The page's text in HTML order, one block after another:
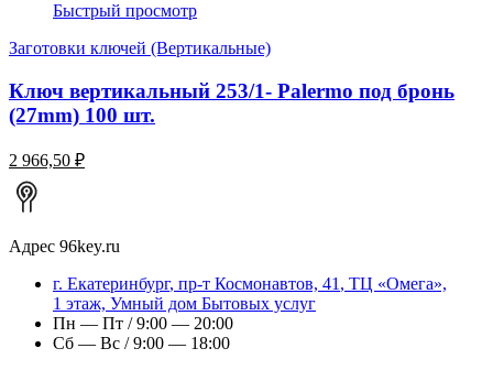
Быстрый просмотр
Заготовки ключей (Вертикальные)
Ключ вертикальный 253/1- Palermo под бронь
(27mm) 100 шт.
2 966,50 ₽
Адрес 96key.ru
г. Екатеринбург, пр-т Космонавтов, 41, ТЦ «Омега»,
1 этаж, Умный дом Бытовых услуг
Пн — Пт / 9:00 — 20:00
Сб — Вс / 9:00 — 18:00